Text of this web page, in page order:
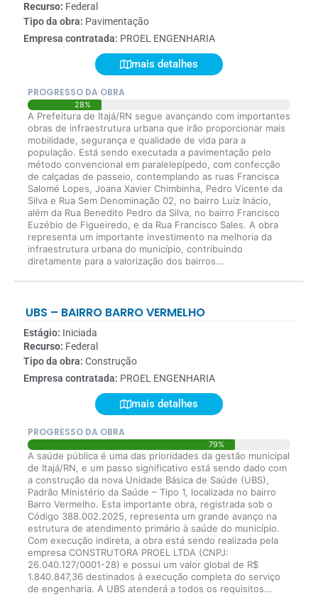
Recurso: Federal
Tipo da obra: Pavimentação
Empresa contratada: PROEL ENGENHARIA
mais detalhes
PROGRESSO DA OBRA
28%
A Prefeitura de Itajá/RN segue avançando com importantes
obras de infraestrutura urbana que irão proporcionar mais
mobilidade, segurança e qualidade de vida para a
população. Está sendo executada a pavimentação pelo
método convencional em paralelepípedo, com confecção
de calçadas de passeio, contemplando as ruas Francisca
Salomé Lopes, Joana Xavier Chimbinha, Pedro Vicente da
Silva e Rua Sem Denominação 02, no bairro Luiz Inácio,
além da Rua Benedito Pedro da Silva, no bairro Francisco
Euzébio de Figueiredo, e da Rua Francisco Sales. A obra
representa um importante investimento na melhoria da
infraestrutura urbana do município, contribuindo
diretamente para a valorização dos bairros...
UBS – BAIRRO BARRO VERMELHO
Estágio: Iniciada
Recurso: Federal
Tipo da obra: Construção
Empresa contratada: PROEL ENGENHARIA
mais detalhes
PROGRESSO DA OBRA
79%
A saúde pública é uma das prioridades da gestão municipal
de Itajá/RN, e um passo significativo está sendo dado com
a construção da nova Unidade Básica de Saúde (UBS),
Padrão Ministério da Saúde – Tipo 1, localizada no bairro
Barro Vermelho. Esta importante obra, registrada sob o
Código 388.002.2025, representa um grande avanço na
estrutura de atendimento primário à saúde do município.
Com execução indireta, a obra está sendo realizada pela
empresa CONSTRUTORA PROEL LTDA (CNPJ:
26.040.127/0001-28) e possui um valor global de R$
1.840.847,36 destinados à execução completa do serviço
de engenharia. A UBS atenderá a todos os requisitos...